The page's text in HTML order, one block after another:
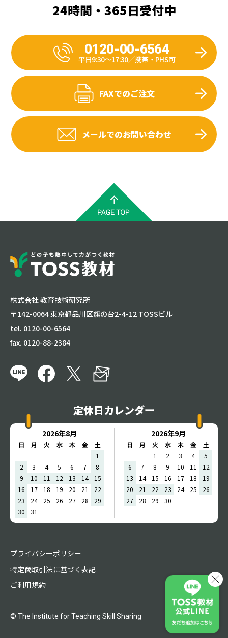
24時間・365日受付中
0120-00-6564
平日9:30〜17:30／携帯・PHS可
FAXでのご注文
メールでのお問い合わせ
株式会社 教育技術研究所
〒142-0064 東京都品川区旗の台2-4-12 TOSSビル
tel. 0120-00-6564
fax. 0120-88-2384
定休日カレンダー
2026年8月
日 月 火 水 木 金
土
1
2
3 4 5 6 7
8
9
10 11 12 13 14
15
16
17 18 19 20 21
22
23
24 25 26 27 28
29
30
31
2026年9月
日 月 火 水 木 金
土
1
2 3 4
5
6
7 8 9 10 11
12
13
14 15 16 17 18
19
20
21 22 23 24 25
26
27
28 29 30
プライバシーポリシー
特定商取引法に基づく表記
ご利用規約
© The Institute for Teaching Skill Sharing